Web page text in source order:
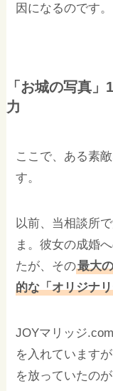
因になるのです。
「お城の写真
力
ここで、ある素
す。
以前、当相談所
ま。彼女の成婚
たが、その最大
的な「オリジナ
JOYマリッジ
を入れています
を放っていたの